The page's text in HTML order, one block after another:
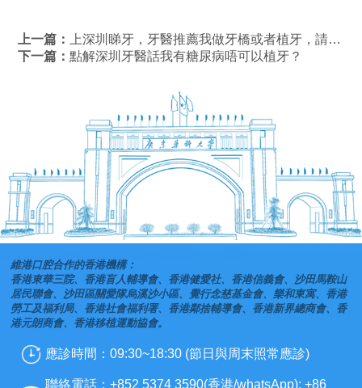
上一篇：
上深圳睇牙，牙醫推薦我做牙橋或者植牙，請問二者有什麼區別？
下一篇：點解深圳牙醫話我有糖尿病唔可以植牙？
維港口腔合作的香港機構：
香港東華三院、香港盲人輔導會、香港健愛社、香港信義會、沙田馬鞍山
居民聯會、沙田區關愛隊烏溪沙小區、覺行念慈基金會、樂和東寓、香港
勞工及福利局、香港社會福利署、香港鄰捨輔導會、香港新界總商會、香
港元朗商會、香港移植運動協會。
應診時間：09:30~18:30 (節日與周末照常應診)
聯絡電話：+852 5374 3590(香港/whatsApp); +86